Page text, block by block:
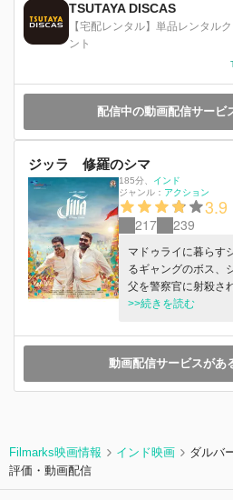
TSUTAYA DISCAS
【宅配レンタル】単品レンタル
ント
配信中の動画配信サービ
ジッラ 修羅のシマ
185分
インド
ジャンル： アクション
3.9
217 239
マドゥライに暮らす
るギャングのボス、
父を警察官に射殺さ
育てられた。ある時
される。危機感を感
クティを警察官にさ
察署に送り込む。だ
だった。
>>続きを読む
動画配信サービスがあ
Filmarks映画情報 インド映画
ダルバ
評価・動画配信